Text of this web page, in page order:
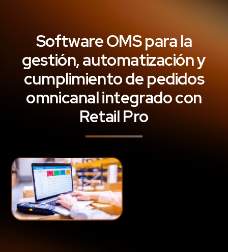
Software OMS para la
gestión, automatización y
cumplimiento de pedidos
omnicanal integrado con
Retail Pro